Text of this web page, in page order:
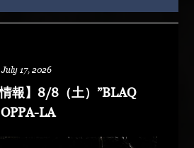
17, 2026
報】8/8（土）”BLAQ
LA